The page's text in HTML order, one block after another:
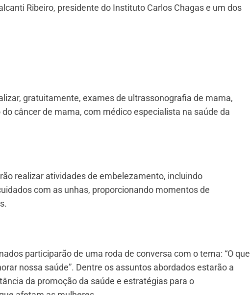
Ribeiro, presidente do Instituto Carlos Chagas e um dos
gratuitamente, exames de ultrassonografia de mama,
câncer de mama, com médico especialista na saúde da
realizar atividades de embelezamento, incluindo
com as unhas, proporcionando momentos de
participarão de uma roda de conversa com o tema: “O que
nossa saúde”. Dentre os assuntos abordados estarão a
da promoção da saúde e estratégias para o